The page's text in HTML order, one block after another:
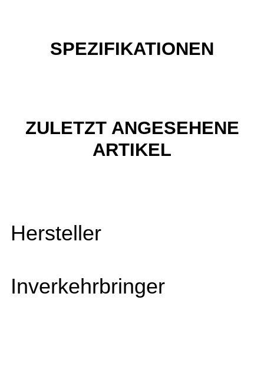
SPEZIFIKATIONEN
ZULETZT ANGESEHENE
ARTIKEL
Hersteller
Inverkehrbringer